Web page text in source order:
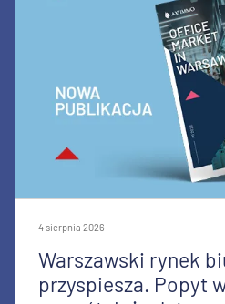
4 sierpnia 2026
Warszawski rynek
przyspiesza. Popyt